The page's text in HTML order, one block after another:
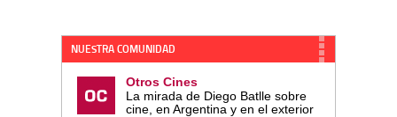
NUESTRA COMUNIDAD
Otros Cines
La mirada de Diego Batlle sobre
cine, en Argentina y en el exterior